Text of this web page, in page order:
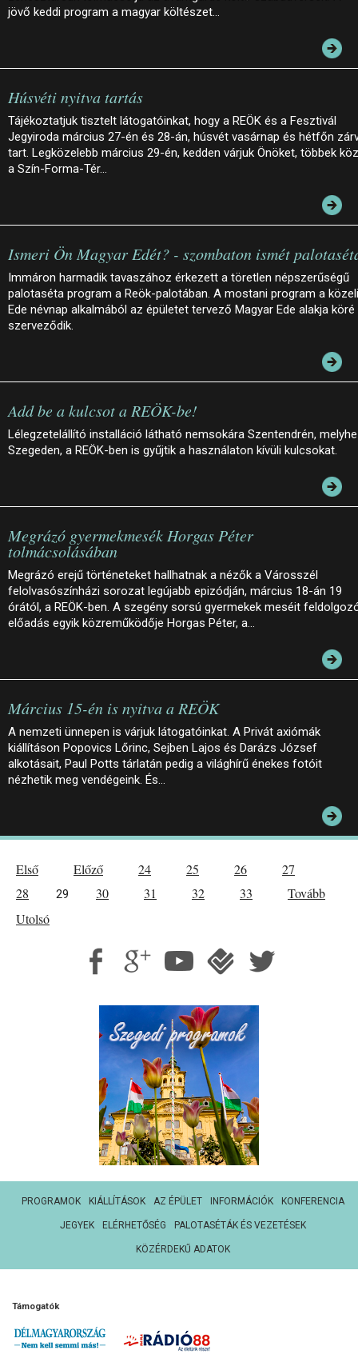
jövő keddi program a magyar költészet…
Húsvéti nyitva tartás
Tájékoztatjuk tisztelt látogatóinkat, hogy a REÖK és a Fesztivál
Jegyiroda március 27-én és 28-án, húsvét vasárnap és hétfőn
tart. Legközelebb március 29-én, kedden várjuk Önöket, többek
a Szín-Forma-Tér…
Ismeri Ön Magyar Edét? - szombaton ismét
Immáron harmadik tavaszához érkezett a töretlen népszerűségű
palotaséta program a Reök-palotában. A mostani program a közeli
Ede névnap alkalmából az épületet tervező Magyar Ede alakja köré
szerveződik.
Add be a kulcsot a REÖK-be!
Lélegzetelállító installáció látható nemsokára Szentendrén,
Szegeden, a REÖK-ben is gyűjtik a használaton kívüli kulcsokat.
Megrázó gyermekmesék Horgas Péter
tolmácsolásában
Megrázó erejű történeteket hallhatnak a nézők a Városszél
felolvasószínházi sorozat legújabb epizódján, március 18-án 19
órától, a REÖK-ben. A szegény sorsú gyermekek meséit
előadás egyik közreműködője Horgas Péter, a…
Március 15-én is nyitva a REÖK
A nemzeti ünnepen is várjuk látogatóinkat. A Privát axiómák
kiállításon Popovics Lőrinc, Sejben Lajos és Darázs József
alkotásait, Paul Potts tárlatán pedig a világhírű énekes fotóit
nézhetik meg vendégeink. És…
Első Előző 24 25 26
27
28
29 30 31 32 33
Tovább
Utolsó
PROGRAMOK KIÁLLÍTÁSOK AZ ÉPÜLET INFORMÁCIÓK KONFERENCIA
JEGYEK ELÉRHETŐSÉG PALOTASÉTÁK ÉS VEZETÉSEK
KÖZÉRDEKŰ ADATOK
Támogatók